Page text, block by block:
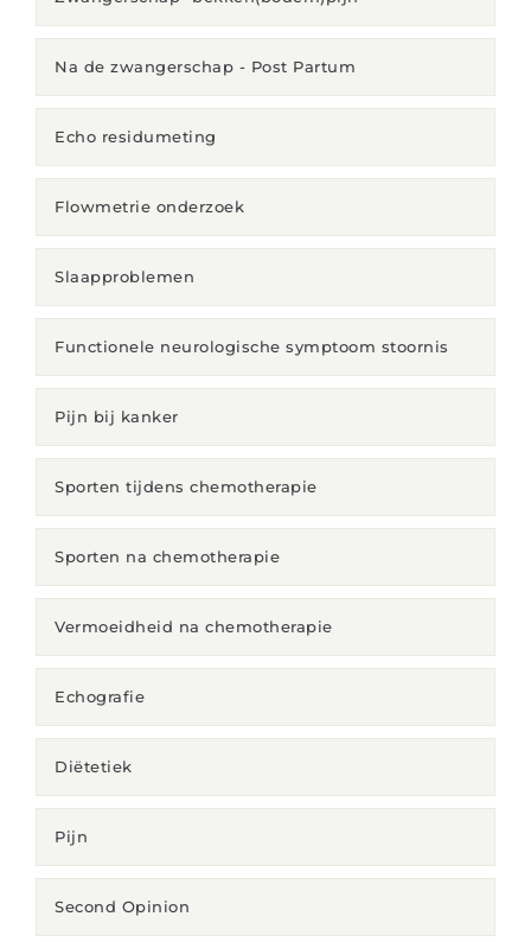
Na de zwangerschap - Post Partum
Echo residumeting
Flowmetrie onderzoek
Slaapproblemen
Functionele neurologische symptoom stoornis
Pijn bij kanker
Sporten tijdens chemotherapie
Sporten na chemotherapie
Vermoeidheid na chemotherapie
Echografie
Diëtetiek
Pijn
Second Opinion